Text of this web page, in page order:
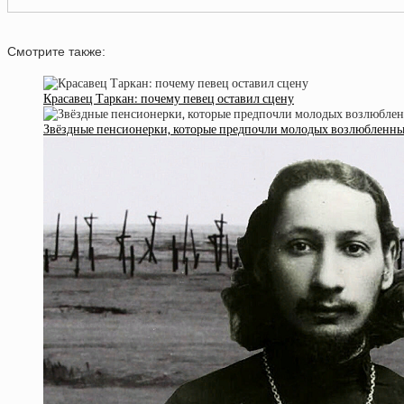
Смотрите также:
Красавец Таркан: почему певец оставил сцену
Звёздные пенсионерки, которые предпочли молодых